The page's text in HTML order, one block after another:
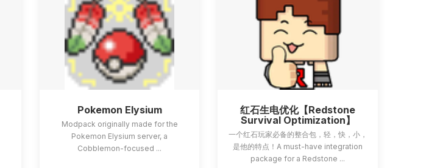
Pokemon Elysium
Modpack originally made for the
Pokemon Elysium server, a
Cobblemon-focused ...
红石生电优化【Redstone
Survival Optimization】
一个红石玩家必备的整合包，轻，快，小，
是他的特点！A must-have integration
package for a Redstone ...